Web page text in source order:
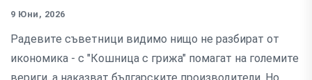
9 Юни, 2026
Радевите съветници видимо нищо не разбират от
икономика - с "Кошница с грижа" помагат на големите